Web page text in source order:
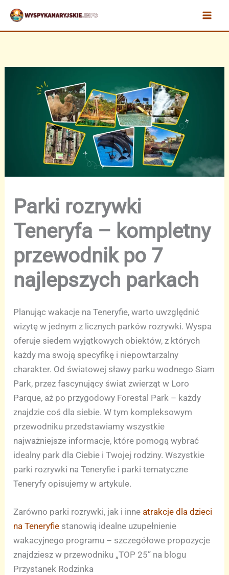
Przejdź
treści
Parki rozrywki
Teneryfa – kompletny
przewodnik po 7
najlepszych parkach
Planując wakacje na Teneryfie, warto uwzględnić
wizytę w jednym z licznych parków rozrywki. Wyspa
oferuje siedem wyjątkowych obiektów, z których
każdy ma swoją specyfikę i niepowtarzalny
charakter. Od światowej sławy parku wodnego Siam
Park, przez fascynujący świat zwierząt w Loro
Parque, aż po przygodowy Forestal Park – każdy
znajdzie coś dla siebie. W tym kompleksowym
przewodniku przedstawiamy wszystkie
najważniejsze informacje, które pomogą wybrać
idealny park dla Ciebie i Twojej rodziny. Wszystkie
parki rozrywki na Teneryfie i parki tematyczne
Teneryfy opisujemy w artykule.
Zarówno parki rozrywki, jak i inne atrakcje dla dzieci
na Teneryfie stanowią idealne uzupełnienie
wakacyjnego programu – szczegółowe propozycje
znajdziesz w przewodniku „TOP 25” na blogu
Przystanek Rodzinka